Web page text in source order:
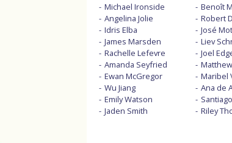
Michael Ironside
Angelina Jolie
Idris Elba
James Marsden
Rachelle Lefevre
Amanda Seyfried
Ewan McGregor
Wu Jiang
Emily Watson
Jaden Smith
Benoît
Robert
José
Liev
Joel
Maribel
Ana de
Riley